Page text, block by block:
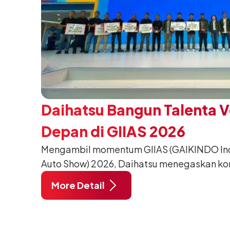
Daihatsu Bangun Talenta
Depan di GIIAS 2026
Mengambil momentum GIIAS (GAIKINDO
Auto Show) 2026, Daihatsu menegaskan
meningkatkan kualitas SDM (Sumber Daya
pendidikan vokasi bertema “Bersama
More Detail